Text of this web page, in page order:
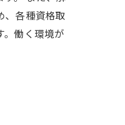
、各種資格取
働く環境が